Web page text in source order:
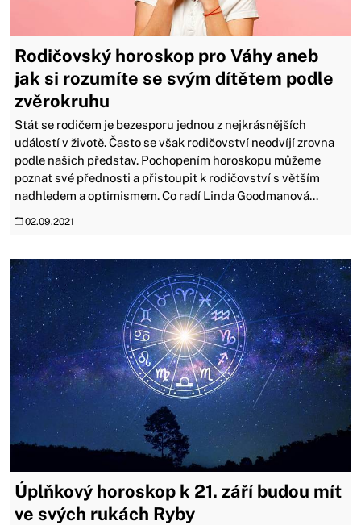
Rodičovský horoskop pro Váhy aneb
jak si rozumíte se svým dítětem podle
zvěrokruhu
Stát se rodičem je bezesporu jednou z nejkrásnějších
událostí v životě. Často se však rodičovství neodvíjí zrovna
podle našich představ. Pochopením horoskopu můžeme
poznat své přednosti a přistoupit k rodičovství s větším
nadhledem a optimismem. Co radí Linda Goodmanová...
02.09.2021
Úplňkový horoskop k 21. září budou mít
ve svých rukách Ryby